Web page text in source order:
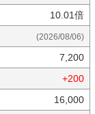
10.01倍
(2026/08/06)
7,200
+200
16,000